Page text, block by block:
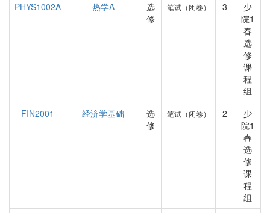
PHYS1002A
热学A
选
修
笔试（闭卷） 3
少
院1
春
选
修
课
程
组
FIN2001
经济学基础
选
修
笔试（闭卷） 2
少
院1
春
选
修
课
程
组